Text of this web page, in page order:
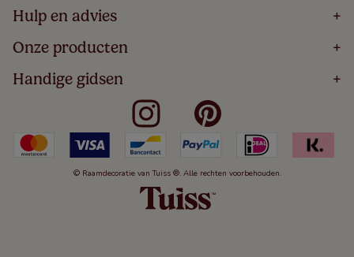
Home
Over
Bestellen
Winacties
Veelgestelde Vragen
Hulp en advies +
Volg Je Bestelling
Levering
5 Jaar Garantie
Algemene Voorwaarden
Kindveiligheid
Cookies
Herroepingsrecht
Onze producten +
Houten Jaloezieën
Rolgordijnen
Verticale Jaloezieën
Duo Rolgordijnen
Duo Plisségordijnen
Handige gidsen +
Meten Voor Raamdecoratie
Badkamer Raamdecoratie
Slaapkamer Raamdecoratie
Keuken Raamdecoratie
De Jaloezieën Gids
Jaloezieënwoordenboek
© Raamdecoratie van Tuiss ®. Alle rechten voorbehouden.